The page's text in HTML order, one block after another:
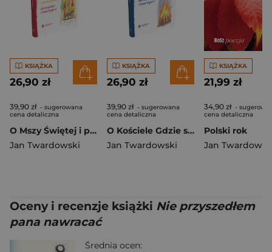
KSIĄŻKA
26,90 zł
39,90 zł - sugerowana
cena detaliczna
O Mszy Świętej i pierwszej Komunii Jak się spotkać z Panem Bogiem?
Jan Twardowski
KSIĄŻKA
26,90 zł
39,90 zł - sugerowana
cena detaliczna
O Kościele Gdzie się spotkać z Panem Bogiem?
Jan Twardowski
KSIĄŻKA
21,99 zł
34,90 zł -
cena detaliczna
Polski rok
Jan
Oceny i recenzje książki Nie przyszedłem
pana nawracać
Średnia ocen: